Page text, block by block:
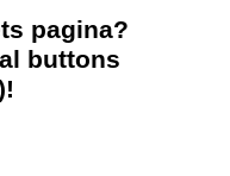
pagina?
buttons